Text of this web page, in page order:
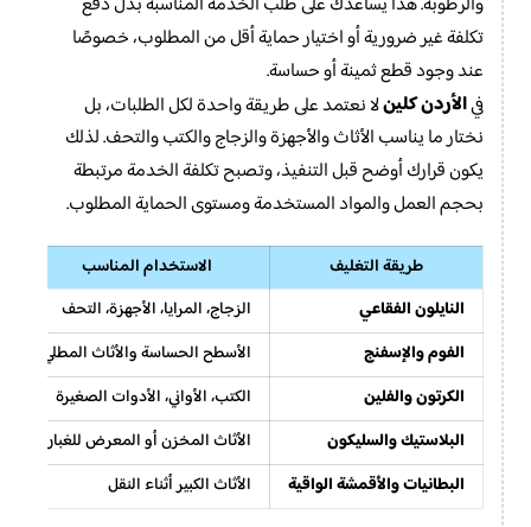
تكلفة غير ضرورية أو اختيار حماية أقل من المطلوب، خصوصًا
عند وجود قطع ثمينة أو حساسة.
فيالأردن كلينلا نعتمد على طريقة واحدة لكل الطلبات، بل
نختار ما يناسب الأثاث والأجهزة والزجاج والكتب والتحف. لذلك
يكون قرارك أوضح قبل التنفيذ، وتصبح تكلفة الخدمة مرتبطة
بحجم العمل والمواد المستخدمة ومستوى الحماية المطلوب.
طريقة التغليف
الاستخدام المناسب
النايلون الفقاعي
الزجاج، المرايا، الأجهزة، التحف
الفوم والإسفنج
الأسطح الحساسة والأثاث المطلي
الكرتون والفلين
الكتب، الأواني، الأدوات الصغيرة
البلاستيك والسليكون
الأثاث المخزن أو المعرض للغبار
البطانيات والأقمشة الواقية
الأثاث الكبير أثناء النقل